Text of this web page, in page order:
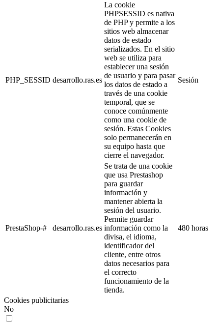
PHP_SESSID desarrollo.ras.es
La cookie
PHPSESSID es nativa
de PHP y permite a los
sitios web almacenar
datos de estado
serializados. En el sitio
web se utiliza para
establecer una sesión
de usuario y para pasar
los datos de estado a
través de una cookie
temporal, que se
conoce comúnmente
como una cookie de
sesión. Estas Cookies
solo permanecerán en
su equipo hasta que
cierre el navegador.
Sesión
PrestaShop-# desarrollo.ras.es
Se trata de una cookie
que usa Prestashop
para guardar
información y
mantener abierta la
sesión del usuario.
Permite guardar
información como la
divisa, el idioma,
identificador del
cliente, entre otros
datos necesarios para
el correcto
funcionamiento de la
tienda.
480 horas
Cookies publicitarias
No